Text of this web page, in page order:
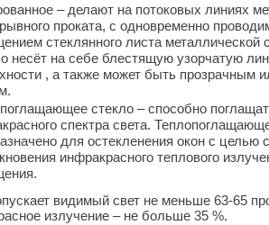
– делают на потоковых линиях
проката, с одновременно
стеклянного листа металлической
несёт на себе блестящую узорчатую
, а также может быть прозрачным
стекло – способно
спектра света.
для остекленения окон с целью
инфракрасного теплового
видимый свет не меньше 63-65
излучение – не больше 35 %.